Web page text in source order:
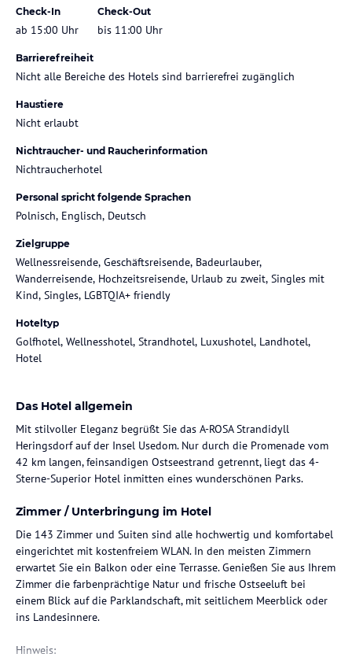
Check-In
ab 15:00 Uhr
Check-Out
bis 11:00 Uhr
Barrierefreiheit
Nicht alle Bereiche des Hotels sind barrierefrei zugänglich
Haustiere
Nicht erlaubt
Nichtraucher- und Raucherinformation
Nichtraucherhotel
Personal spricht folgende Sprachen
Polnisch, Englisch, Deutsch
Zielgruppe
Wellnessreisende, Geschäftsreisende, Badeurlauber,
Wanderreisende, Hochzeitsreisende, Urlaub zu zweit, Singles mit
Kind, Singles, LGBTQIA+ friendly
Hoteltyp
Golfhotel, Wellnesshotel, Strandhotel, Luxushotel, Landhotel,
Hotel
Das Hotel allgemein
Mit stilvoller Eleganz begrüßt Sie das A-ROSA Strandidyll
Heringsdorf auf der Insel Usedom. Nur durch die Promenade vom
42 km langen, feinsandigen Ostseestrand getrennt, liegt das 4-
Sterne-Superior Hotel inmitten eines wunderschönen Parks.
Zimmer / Unterbringung im Hotel
Die 143 Zimmer und Suiten sind alle hochwertig und komfortabel
eingerichtet mit kostenfreiem WLAN. In den meisten Zimmern
erwartet Sie ein Balkon oder eine Terrasse. Genießen Sie aus Ihrem
Zimmer die farbenprächtige Natur und frische Ostseeluft bei
einem Blick auf die Parklandschaft, mit seitlichem Meerblick oder
ins Landesinnere.
Hinweis: